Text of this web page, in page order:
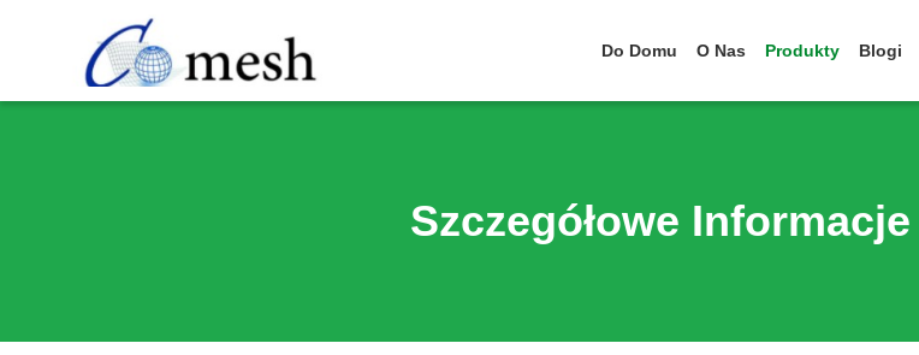
Do Domu O Nas Produkty Blogi
Szczegółowe